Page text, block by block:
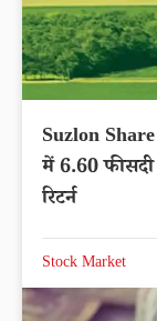
Suzlon
में 6.60
रिटर्न
Stock Market